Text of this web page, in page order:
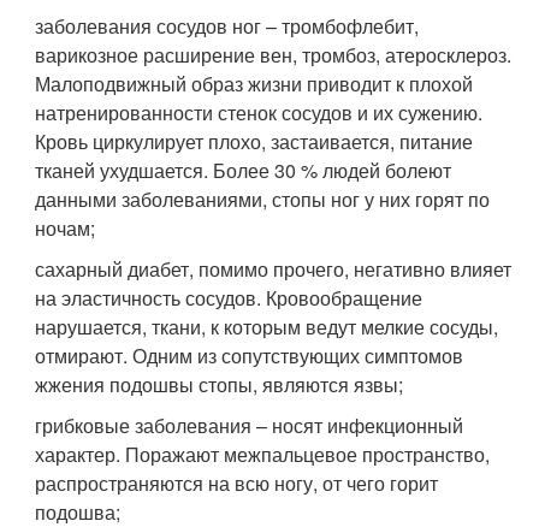
заболевания сосудов ног – тромбофлебит,
варикозное расширение вен, тромбоз, атеросклероз.
Малоподвижный образ жизни приводит к плохой
натренированности стенок сосудов и их сужению.
Кровь циркулирует плохо, застаивается, питание
тканей ухудшается. Более 30 % людей болеют
данными заболеваниями, стопы ног у них горят по
ночам;
сахарный диабет, помимо прочего, негативно влияет
на эластичность сосудов. Кровообращение
нарушается, ткани, к которым ведут мелкие сосуды,
отмирают. Одним из сопутствующих симптомов
жжения подошвы стопы, являются язвы;
грибковые заболевания – носят инфекционный
характер. Поражают межпальцевое пространство,
распространяются на всю ногу, от чего горит
подошва;